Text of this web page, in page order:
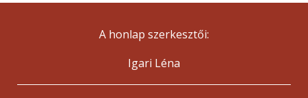
A honlap szerkesztői:
Igari Léna